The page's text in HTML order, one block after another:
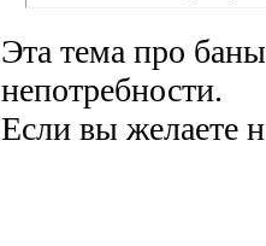
Эта тема про
непотребности.
Если вы желаете